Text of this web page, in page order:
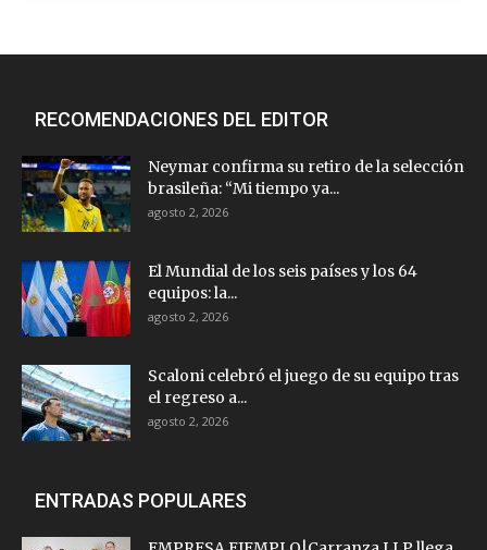
RECOMENDACIONES DEL EDITOR
Neymar confirma su retiro de la selección
brasileña: “Mi tiempo ya...
agosto 2, 2026
El Mundial de los seis países y los 64
equipos: la...
agosto 2, 2026
Scaloni celebró el juego de su equipo tras
el regreso a...
agosto 2, 2026
ENTRADAS POPULARES